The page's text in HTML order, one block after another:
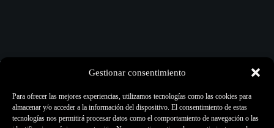
Gestionar consentimiento
Para ofrecer las mejores experiencias, utilizamos tecnologías como las cookies para
almacenar y/o acceder a la información del dispositivo. El consentimiento de estas
tecnologías nos permitirá procesar datos como el comportamiento de navegación o las
Pigmentos Artísticos
Aplicación:Entrenamiento y pieles artificiales